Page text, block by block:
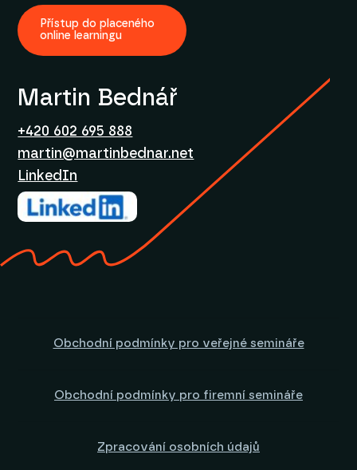
Přístup do placeného
online learningu
Martin Bednář
+420 602 695 888
martin@martinbednar.net
LinkedIn
Obchodní podmínky pro veřejné semináře
Obchodní podmínky pro firemní semináře
Zpracování osobních údajů